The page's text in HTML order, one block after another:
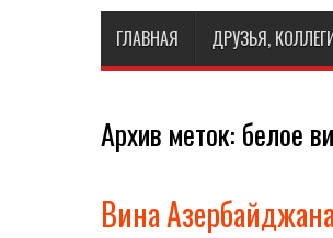
ГЛАВНАЯ ДРУЗЬЯ,
Архив меток: белое
Вина Азербайджана